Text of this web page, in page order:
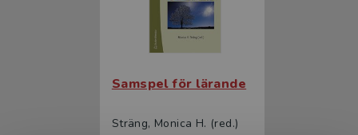
Samspel för lärande
Sträng, Monica H. (red.)